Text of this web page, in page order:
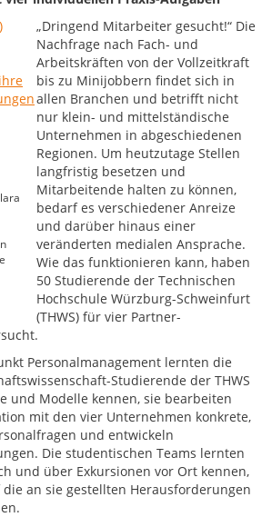
„Dringend Mitarbeiter gesucht!“ Die
Nachfrage nach Fach- und
Arbeitskräften von der Vollzeitkraft
bis zu Minijobbern findet sich in
allen Branchen und betrifft nicht
nur klein- und mittelständische
Unternehmen in abgeschiedenen
Regionen. Um heutzutage Stellen
langfristig besetzen und
Mitarbeitende halten zu können,
bedarf es verschiedener Anreize
und darüber hinaus einer
veränderten medialen Ansprache.
Wie das funktionieren kann, haben
50 Studierende der Technischen
Hochschule Würzburg-Schweinfurt
(THWS) für vier Partner-
Personalmanagement lernten die
Studierende der THWS
und Modelle kennen, sie bearbeiten
mit den vier Unternehmen konkrete,
und entwickeln
Die studentischen Teams lernten
und über Exkursionen vor Ort kennen,
an sie gestellten Herausforderungen